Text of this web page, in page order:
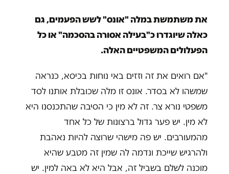
את משתמשת במלה "אונס" לשש הפעמים, גם
כאלה שיוגדרו כ"בעילה אסורה בהסכמה" או כל
הפעלולים המשפטיים האלה.
"אם רואים את זה וזזים באי נוחות בכיסא, כנראה
שמשהו לא בסדר. אונס זו מלה שכובלת אותנו לסד
משפטי נורא צר. זה לא מין כי הסיבה שהתכנסנו היא
לא מין. יש פער גדול ברצונות של כל אחד
מהמעורבים. יש פה מישהי שרוצה להיות נאהבת
ולהרגיש שייכת ונדמה לה שמין זה מטבע שהיא
מוכנה לשלם בשביל זה, אבל היא לא באה למין. יש